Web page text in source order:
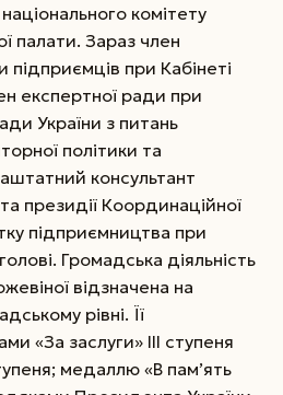
комітету
палати. Зараз член
при Кабінеті
експертної ради при
України з питань
політики та
консультант
президії Координаційної
підприємництва при
Громадська діяльність
відзначена на
рівні. Її
«За заслуги» III ступеня
медаллю «В пам’ять